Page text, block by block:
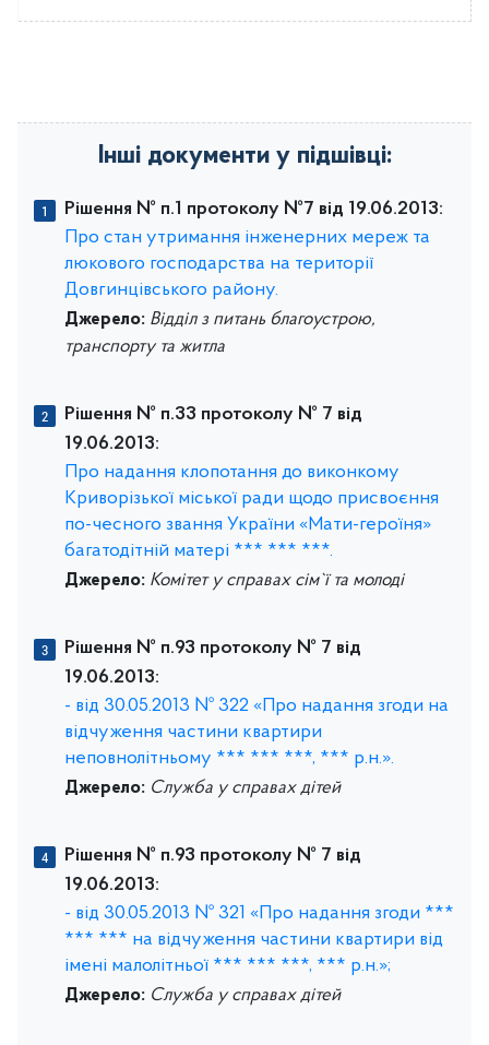
Інші документи у підшівці:
Рішення № п.1 протоколу №7 від 19.06.2013:
Про стан утримання інженерних мереж та
люкового господарства на території
Довгинцівського району.
Джерело: Відділ з питань благоустрою,
транспорту та житла
Рішення № п.33 протоколу № 7 від
19.06.2013:
Про надання клопотання до виконкому
Криворізької міської ради щодо присвоєння
по-чесного звання України «Мати-героїня»
багатодітній матері *** *** ***.
Джерело: Комітет у справах сім`ї та молоді
Рішення № п.93 протоколу № 7 від
19.06.2013:
- від 30.05.2013 № 322 «Про надання згоди на
відчуження частини квартири
неповнолітньому *** *** ***, *** р.н.».
Джерело: Служба у справах дітей
Рішення № п.93 протоколу № 7 від
19.06.2013:
- від 30.05.2013 № 321 «Про надання згоди ***
*** *** на відчуження частини квартири від
імені малолітньої *** *** ***, *** р.н.»;
Джерело: Служба у справах дітей